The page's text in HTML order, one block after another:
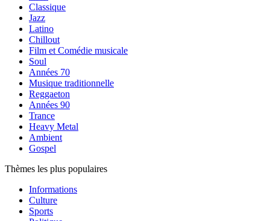
Classique
Jazz
Latino
Chillout
Film et Comédie musicale
Soul
Années 70
Musique traditionnelle
Reggaeton
Années 90
Trance
Heavy Metal
Ambient
Gospel
Thèmes les plus populaires
Informations
Culture
Sports